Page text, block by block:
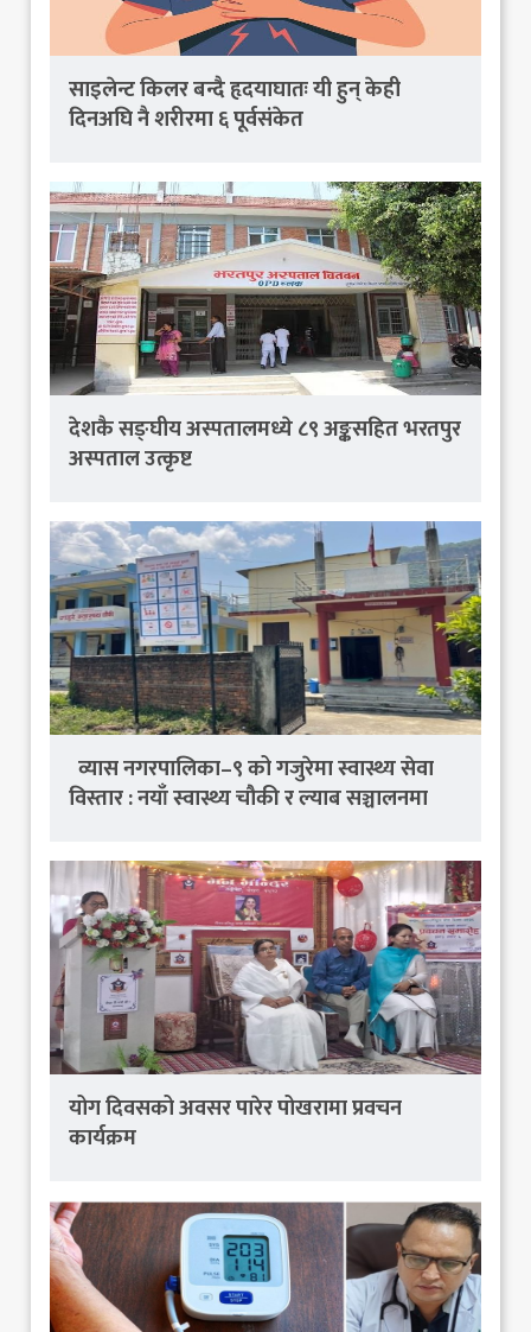
साइलेन्ट किलर बन्दै हृदयाघातः यी हुन् केही
दिनअघि नै शरीरमा ६ पूर्वसंकेत
देशकै सङ्घीय अस्पतालमध्ये ८९ अङ्कसहित भरतपुर
अस्पताल उत्कृष्ट
व्यास नगरपालिका–९ को गजुरेमा स्वास्थ्य सेवा
विस्तार : नयाँ स्वास्थ्य चौकी र ल्याब सञ्चालनमा
योग दिवसको अवसर पारेर पोखरामा प्रवचन
कार्यक्रम